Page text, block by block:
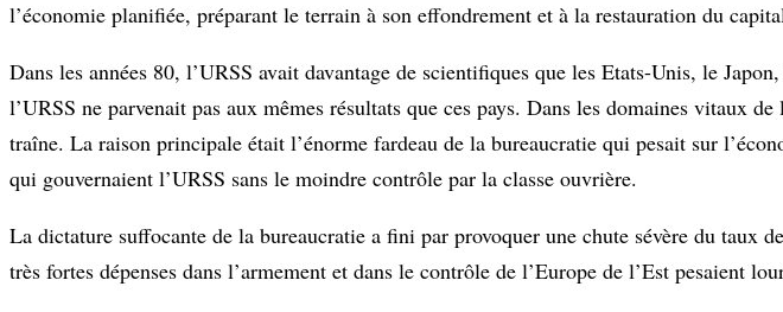
l’économie planifiée, préparant le terrain à son effondrement et à la restauration du
Dans les années 80, l’URSS avait davantage de scientifiques que les Etats-Unis, le
l’URSS ne parvenait pas aux mêmes résultats que ces pays. Dans les domaines vitaux
traîne. La raison principale était l’énorme fardeau de la bureaucratie qui pesait sur
qui gouvernaient l’URSS sans le moindre contrôle par la classe ouvrière.
La dictature suffocante de la bureaucratie a fini par provoquer une chute sévère du taux
très fortes dépenses dans l’armement et dans le contrôle de l’Europe de l’Est pesaient